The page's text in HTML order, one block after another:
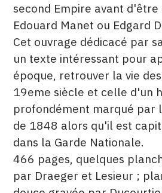
second Empire avant
Edouard Manet ou Edgard
Cet ouvrage dédicacé par
un texte intéressant pour
époque, retrouver la vie
19eme siècle et celle d'un
profondément marqué par
de 1848 alors qu'il est
dans la Garde Nationale.
466 pages, quelques
par Draeger et Lesieur ;